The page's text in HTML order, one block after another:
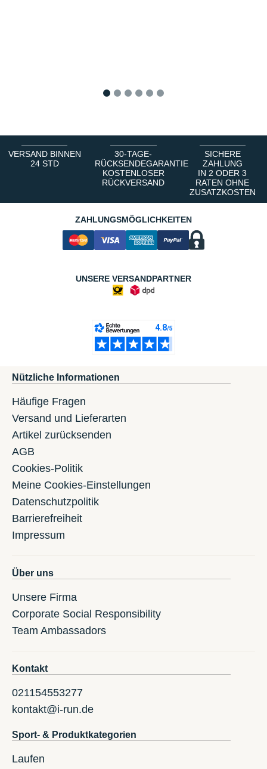
VERSAND BINNEN
24 STD
30-TAGE-
RÜCKSENDEGARANTIE
KOSTENLOSER
RÜCKVERSAND
SICHERE
ZAHLUNG
IN 2 ODER 3
RATEN OHNE
ZUSATZKOSTEN
ZAHLUNGSMÖGLICHKEITEN
UNSERE VERSANDPARTNER
Nützliche Informationen
Häufige Fragen
Versand und Lieferarten
Artikel zurücksenden
AGB
Cookies-Politik
Meine Cookies-Einstellungen
Datenschutzpolitik
Barrierefreiheit
Impressum
Über uns
Unsere Firma
Corporate Social Responsibility
Team Ambassadors
Kontakt
021154553277
kontakt@i-run.de
Sport- & Produktkategorien
Laufen